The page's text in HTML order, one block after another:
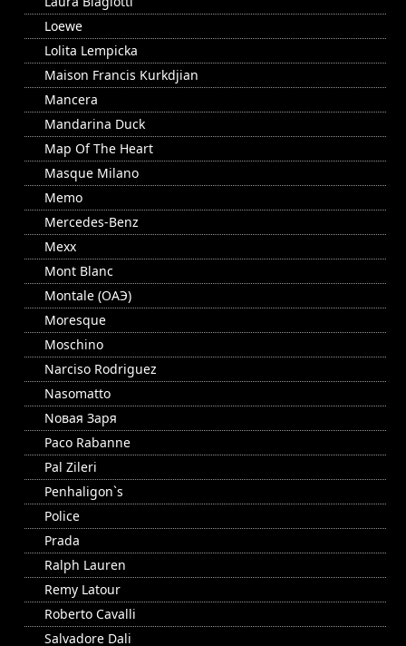
Loewe
Lolita Lempicka
Maison Francis Kurkdjian
Mancera
Mandarina Duck
Map Of The Heart
Masque Milano
Memo
Mercedes-Benz
Mexx
Mont Blanc
Montale (ОАЭ)
Moresque
Moschino
Narciso Rodriguez
Nasomatto
Nовая Заря
Paco Rabanne
Pal Zileri
Penhaligon`s
Police
Prada
Ralph Lauren
Remy Latour
Roberto Cavalli
Salvadore Dali